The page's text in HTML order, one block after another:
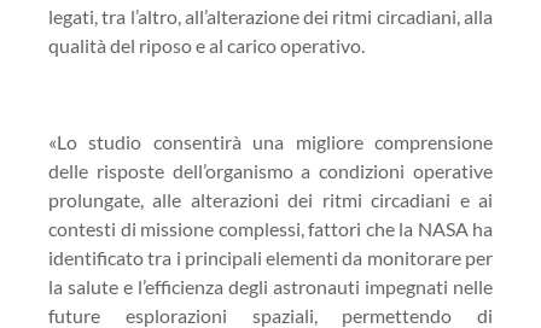
legati, tra l’altro, all’alterazione dei ritmi circadiani, alla
qualità del riposo e al carico operativo.
«Lo studio consentirà una migliore comprensione
delle risposte dell’organismo a condizioni operative
prolungate, alle alterazioni dei ritmi circadiani e ai
contesti di missione complessi, fattori che la NASA ha
identificato tra i principali elementi da monitorare per
la salute e l’efficienza degli astronauti impegnati nelle
future esplorazioni spaziali, permettendo di